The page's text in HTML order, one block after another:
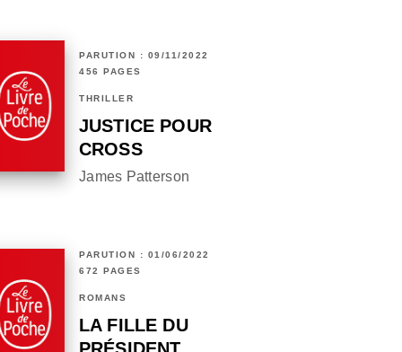
PARUTION : 09/11/2022
456 PAGES
THRILLER
JUSTICE POUR
CROSS
James Patterson
PARUTION : 01/06/2022
672 PAGES
ROMANS
LA FILLE DU